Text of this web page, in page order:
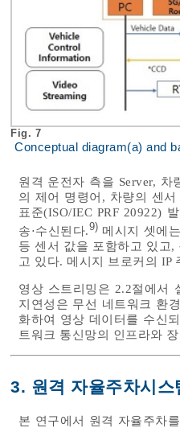
Fig. 7
Conceptual diagram(a) and
원격 운전자 측을 Server,
의 제어 명령어, 차량의 센
표준(ISO/IEC PRF 20922)
송⋅수신된다.9) 메시지 셋에
등 센서 값을 포함하고 있고
고 있다. 메시지 브로커의 IP
영상 스트리밍은 2.2절에서
지연성은 무선 네트워크 환
화하여 영상 데이터를 수신
트워크 통신망의 인프라와
3. 원격 자율주차시스
본 연구에서 원격 자율주차